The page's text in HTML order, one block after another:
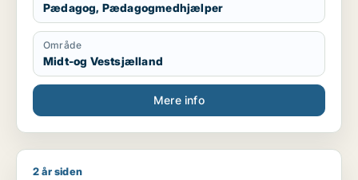
Pædagog, Pædagogmedhjælper
Område
Midt-og Vestsjælland
Mere info
Jeg søger job som pædagog / pædagogmedhjælper /
2 år siden